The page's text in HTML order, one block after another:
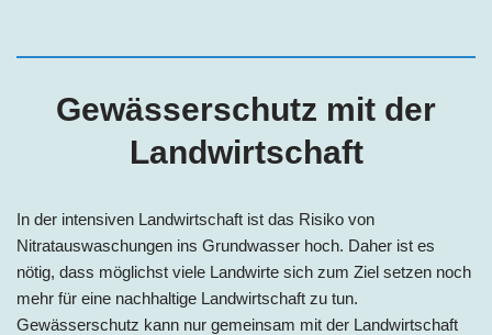
Gewässerschutz mit der
Landwirtschaft
In der intensiven Landwirtschaft ist das Risiko von
Nitratauswaschungen ins Grundwasser hoch. Daher ist es
nötig, dass möglichst viele Landwirte sich zum Ziel setzen noch
mehr für eine nachhaltige Landwirtschaft zu tun.
Gewässerschutz kann nur gemeinsam mit der Landwirtschaft